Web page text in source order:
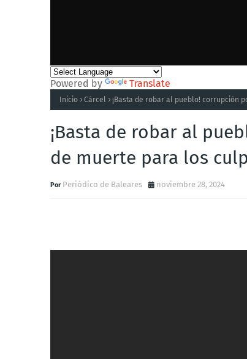
Powered by Translate
Inicio Cárcel ¡Basta de robar al pueblo! corrupción
¡Basta de robar al
de muerte para los
Periódico de Baleares noviembre 28, 2024